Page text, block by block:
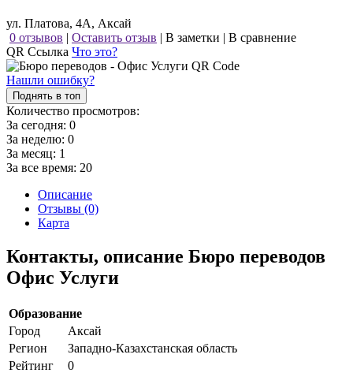
ул. Платова, 4А, Аксай
0 отзывов | Оставить отзыв | В заметки | В сравнение
QR Ссылка Что это?
Нашли ошибку?
Поднять в топ
Количество просмотров:
За сегодня: 0
За неделю: 0
За месяц: 1
За все время: 20
Описание
Отзывы (0)
Карта
Контакты, описание Бюро переводов
Офис Услуги
Образование
Город
Аксай
Регион
Западно-Казахстанская область
Рейтинг
0